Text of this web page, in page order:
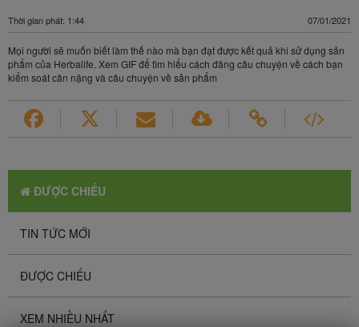
Thời gian phát: 1:44 07/01/2021
Mọi người sẽ muốn biết làm thế nào mà bạn đạt được kết quả khi sử dụng sản
phẩm của Herbalife. Xem GIF để tìm hiểu cách đăng câu chuyện về cách bạn
kiểm soát cân nặng và câu chuyện về sản phẩm
ĐƯỢC CHIẾU
TIN TỨC MỚI
ĐƯỢC CHIẾU
XEM NHIỀU NHẤT